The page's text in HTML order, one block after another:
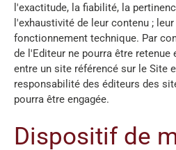
l'exactitude, la fiabilité, la
l'exhaustivité de leur contenu ;
fonctionnement technique. Par
de l'Editeur ne pourra être
entre un site référencé sur le Site
responsabilité des éditeurs des
pourra être engagée.
Dispositif de